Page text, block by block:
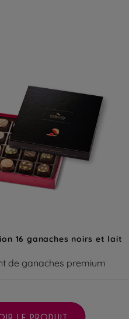
16 ganaches noirs et lait
de ganaches premium
LE PRODUIT